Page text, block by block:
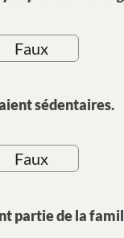
Faux
sédentaires.
Faux
partie de la